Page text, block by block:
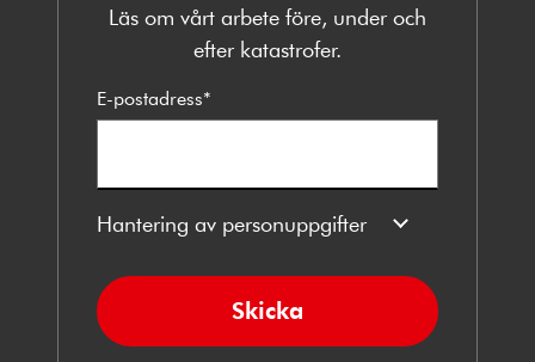
Läs om vårt arbete före, under och
efter katastrofer.
E-postadress*
Hantering av personuppgifter
Skicka